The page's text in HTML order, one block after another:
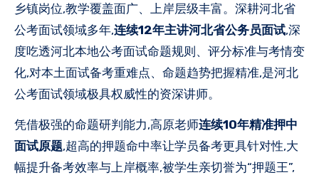
乡镇岗位,教学覆盖面广、上岸层级丰富。深耕河北省
公考面试领域多年,连续12年主讲河北省公务员面试,深
度吃透河北本地公考面试命题规则、评分标准与考情变
化,对本土面试备考重难点、命题趋势把握精准,是河北
公考面试领域极具权威性的资深讲师。
凭借极强的命题研判能力,高原老师连续10年精准押中
面试原题,超高的押题命中率让学员备考更具针对性,大
幅提升备考效率与上岸概率,被学生亲切誉为“押题王”,